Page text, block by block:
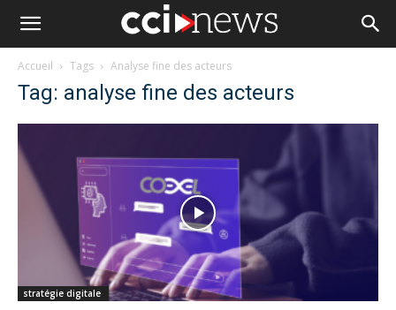
Accueil Tags Analyse fine des acteurs
Tag: analyse fine des acteurs
stratégie digitale